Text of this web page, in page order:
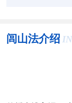
闾山法介绍